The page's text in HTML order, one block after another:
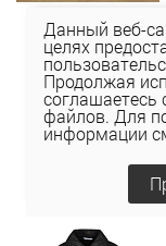
Данный веб-
целях
Продолжая
соглашаетесь
файлов. Для
информации